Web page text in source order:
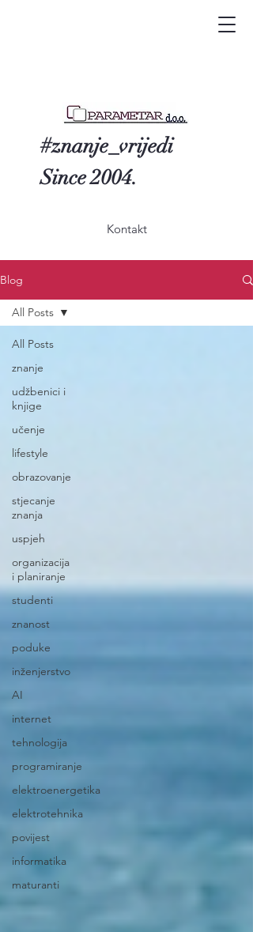
#znanje_vrijedi
Since 2004.
Kontakt
Blog
All Posts
znanje
udžbenici i
knjige
učenje
lifestyle
obrazovanje
stjecanje
znanja
uspjeh
organizacija
i planiranje
studenti
znanost
poduke
inženjerstvo
AI
internet
tehnologija
programiranje
elektroenergetika
elektrotehnika
povijest
informatika
maturanti
All Posts